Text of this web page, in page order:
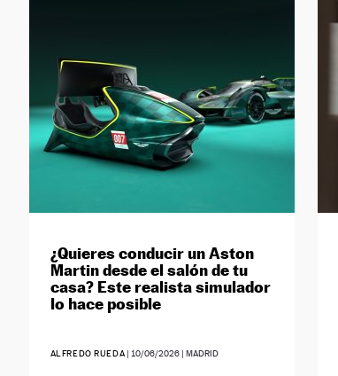
¿Quieres conducir un Aston
Martin desde el salón de tu
casa? Este realista simulador
lo hace posible
ALFREDO RUEDA | 10/06/2026 | MADRID